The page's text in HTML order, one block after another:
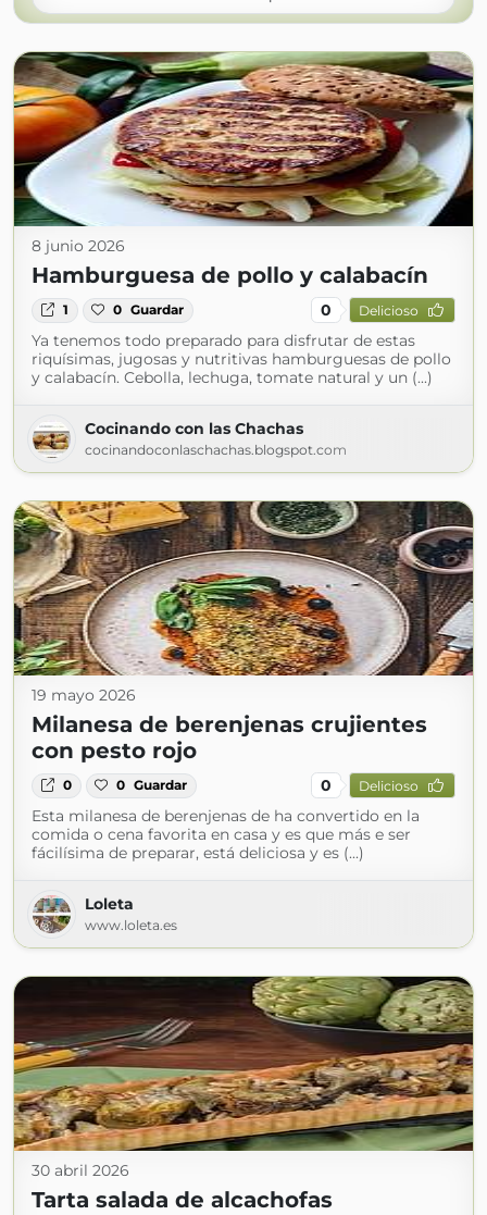
8 junio 2026
Hamburguesa de pollo y calabacín
1 0 Guardar 0 Delicioso
Ya tenemos todo preparado para disfrutar de estas
riquísimas, jugosas y nutritivas hamburguesas de pollo
y calabacín. Cebolla, lechuga, tomate natural y un (...)
Cocinando con las Chachas
cocinandoconlaschachas.blogspot.com
19 mayo 2026
Milanesa de berenjenas crujientes
con pesto rojo
0 0 Guardar 0 Delicioso
Esta milanesa de berenjenas de ha convertido en la
comida o cena favorita en casa y es que más e ser
fácilísima de preparar, está deliciosa y es (...)
Loleta
www.loleta.es
30 abril 2026
Tarta salada de alcachofas